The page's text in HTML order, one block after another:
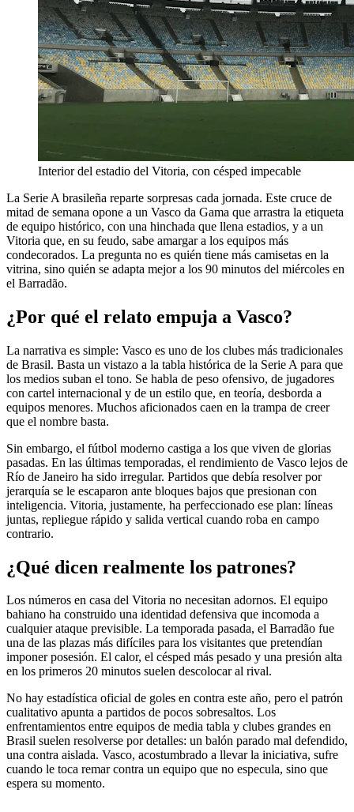
Interior del estadio del Vitoria, con césped impecable
La Serie A brasileña reparte sorpresas cada jornada. Este cruce de
mitad de semana opone a un Vasco da Gama que arrastra la etiqueta
de equipo histórico, con una hinchada que llena estadios, y a un
Vitoria que, en su feudo, sabe amargar a los equipos más
condecorados. La pregunta no es quién tiene más camisetas en la
vitrina, sino quién se adapta mejor a los 90 minutos del miércoles en
el Barradão.
¿Por qué el relato empuja a Vasco?
La narrativa es simple: Vasco es uno de los clubes más tradicionales
de Brasil. Basta un vistazo a la tabla histórica de la Serie A para que
los medios suban el tono. Se habla de peso ofensivo, de jugadores
con cartel internacional y de un estilo que, en teoría, desborda a
equipos menores. Muchos aficionados caen en la trampa de creer
que el nombre basta.
Sin embargo, el fútbol moderno castiga a los que viven de glorias
pasadas. En las últimas temporadas, el rendimiento de Vasco lejos de
Río de Janeiro ha sido irregular. Partidos que debía resolver por
jerarquía se le escaparon ante bloques bajos que presionan con
inteligencia. Vitoria, justamente, ha perfeccionado ese plan: líneas
juntas, repliegue rápido y salida vertical cuando roba en campo
contrario.
¿Qué dicen realmente los patrones?
Los números en casa del Vitoria no necesitan adornos. El equipo
bahiano ha construido una identidad defensiva que incomoda a
cualquier ataque previsible. La temporada pasada, el Barradão fue
una de las plazas más difíciles para los visitantes que pretendían
imponer posesión. El calor, el césped más pesado y una presión alta
en los primeros 20 minutos suelen descolocar al rival.
No hay estadística oficial de goles en contra este año, pero el patrón
cualitativo apunta a partidos de pocos sobresaltos. Los
enfrentamientos entre equipos de media tabla y clubes grandes en
Brasil suelen resolverse por detalles: un balón parado mal defendido,
una contra aislada. Vasco, acostumbrado a llevar la iniciativa, sufre
cuando le toca remar contra un equipo que no especula, sino que
espera su momento.